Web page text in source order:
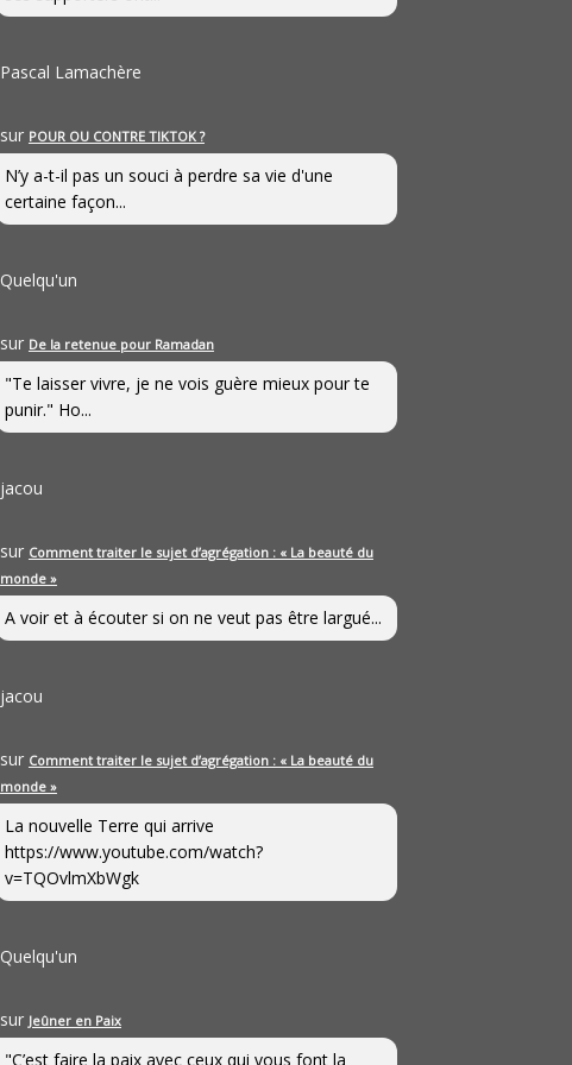
Pascal Lamachère
sur POUR OU CONTRE TIKTOK ?
N’y a-t-il pas un souci à perdre sa vie d'une
certaine façon...
Quelqu'un
sur De la retenue pour Ramadan
"Te laisser vivre, je ne vois guère mieux pour te
punir." Ho...
jacou
sur Comment traiter le sujet d’agrégation : « La beauté du
monde »
A voir et à écouter si on ne veut pas être largué...
jacou
sur Comment traiter le sujet d’agrégation : « La beauté du
monde »
La nouvelle Terre qui arrive
https://www.youtube.com/watch?
v=TQOvlmXbWgk
Quelqu'un
sur Jeûner en Paix
"C’est faire la paix avec ceux qui vous font la